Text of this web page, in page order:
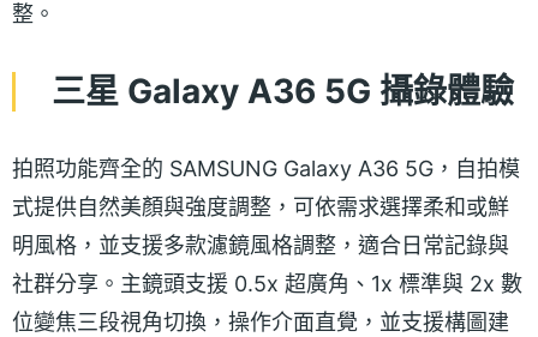
整。
三星 Galaxy A36 5G 攝錄體驗
拍照功能齊全的 SAMSUNG Galaxy A36 5G，自拍模
式提供自然美顏與強度調整，可依需求選擇柔和或鮮
明風格，並支援多款濾鏡風格調整，適合日常記錄與
社群分享。主鏡頭支援 0.5x 超廣角、1x 標準與 2x 數
位變焦三段視角切換，操作介面直覺，並支援構圖建